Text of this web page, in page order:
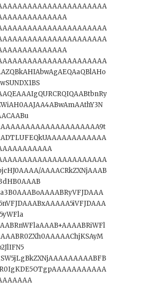
AAAACRkZXNjAAAB